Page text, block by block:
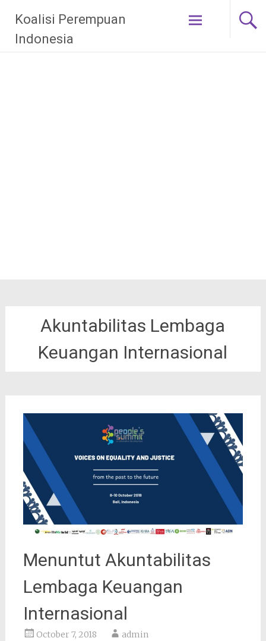
content
Koalisi Perempuan
Indonesia
Akuntabilitas Lembaga
Keuangan Internasional
Menuntut Akuntabilitas
Lembaga Keuangan
Internasional
October 7, 2018 admin